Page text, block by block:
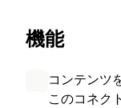
機能
コンテンツ
このコネク